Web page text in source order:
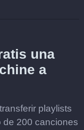
una
a
playlists
de 200 canciones